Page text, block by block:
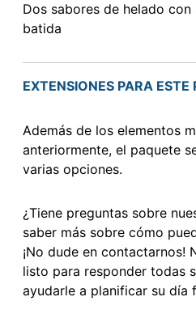
Dos sabores de helado
batida
EXTENSIONES PARA ESTE
Además de los elementos
anteriormente, el paquete
varias opciones.
¿Tiene preguntas sobre
saber más sobre cómo
¡No dude en contactarnos!
listo para responder todas
ayudarle a planificar su día